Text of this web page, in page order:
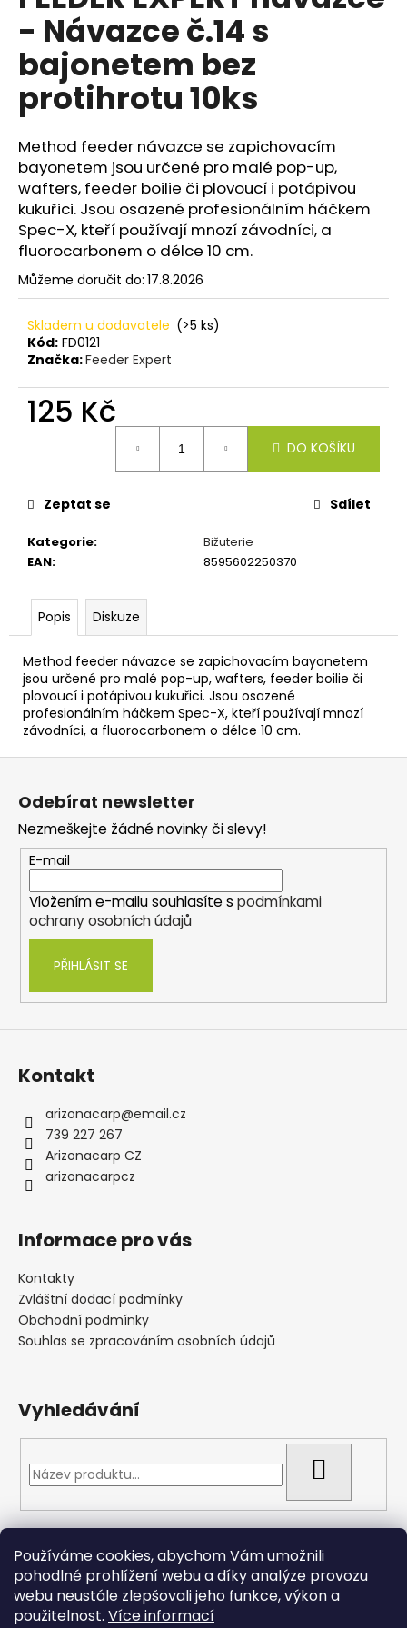
Používáme cookies, abychom Vám umožnili
pohodlné prohlížení webu a díky analýze provozu
webu neustále zlepšovali jeho funkce, výkon a
použitelnost. Více informací
z
5
hvězdiček.
- Návazce č.14 s
bajonetem bez
protihrotu 10ks
Method feeder návazce se zapichovacím
bayonetem jsou určené pro malé pop-up,
wafters, feeder boilie či plovoucí i potápivou
kukuřici. Jsou osazené profesionálním háčkem
Spec-X, kteří používají mnozí závodníci, a
fluorocarbonem o délce 10 cm.
Můžeme doručit do: 17.8.2026
Skladem u dodavatele (>5 ks)
Kód: FD0121
Značka:Feeder Expert
125 Kč
DO KOŠÍKU
Kategorie:
Bižuterie
EAN: 8595602250370
Zeptat se Sdílet
Popis Diskuze
Method feeder návazce se zapichovacím bayonetem
jsou určené pro malé pop-up, wafters, feeder boilie či
plovoucí i potápivou kukuřici. Jsou osazené
profesionálním háčkem Spec-X, kteří používají mnozí
závodníci, a fluorocarbonem o délce 10 cm.
a
j
í
t
?
HLEDAT
D
p
o
u
č
m
e
KUKUŘICE
BEZ
NÁLEVU
125G
86
Kč
Z
Odebírat newsletter
Nezmeškejte žádné novinky či slevy!
E-mail
Vložením e-mailu souhlasíte s podmínkami
ochrany osobních údajů
PŘIHLÁSIT SE
Kontakt
arizonacarp@email.cz
739 227 267
Arizonacarp CZ
arizonacarpcz
Informace pro vás
Kontakty
Zvláštní dodací podmínky
Obchodní podmínky
Souhlas se zpracováním osobních údajů
Vyhledávání
Přijímáme online platby